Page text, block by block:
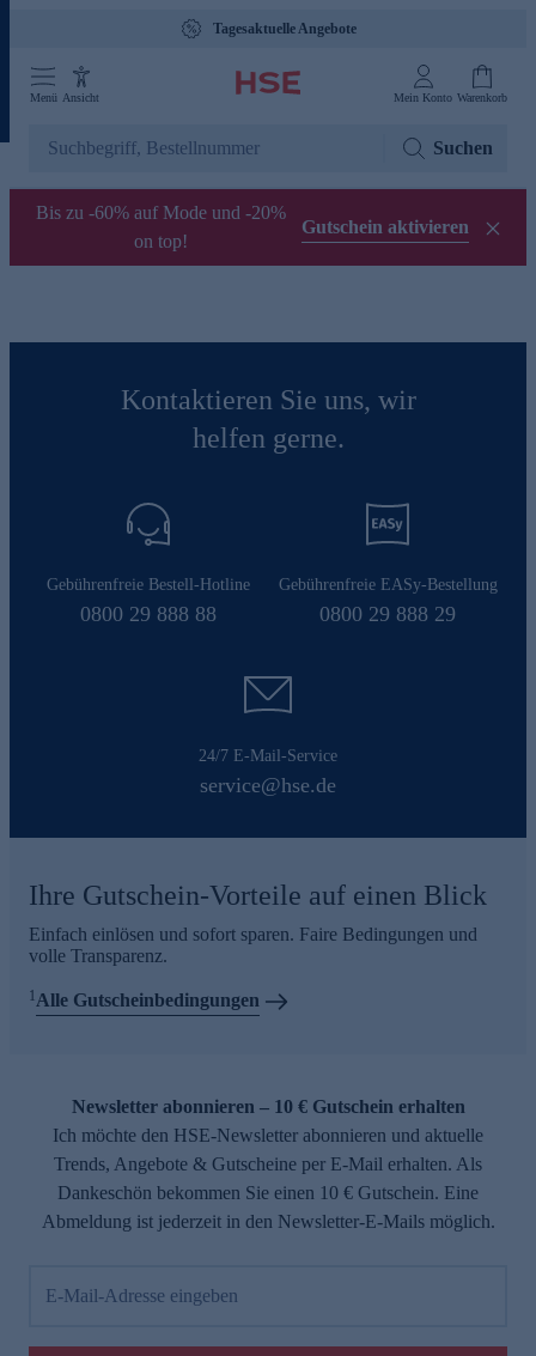
Tagesaktuelle Angebote
Menü Ansicht Mein Konto Warenkorb
Suchen
Bis zu -60% auf Mode und -20%
on top!
Gutschein aktivieren
Kontaktieren Sie uns, wir
helfen gerne.
Gebührenfreie Bestell-Hotline
0800 29 888 88
Gebührenfreie EASy-Bestellung
0800 29 888 29
24/7 E-Mail-Service
service@hse.de
Ihre Gutschein-Vorteile auf einen Blick
Einfach einlösen und sofort sparen. Faire Bedingungen und
volle Transparenz.
1Alle Gutscheinbedingungen
Newsletter abonnieren – 10 € Gutschein erhalten
Ich möchte den HSE-Newsletter abonnieren und aktuelle
Trends, Angebote & Gutscheine per E-Mail erhalten. Als
Dankeschön bekommen Sie einen 10 € Gutschein. Eine
Abmeldung ist jederzeit in den Newsletter-E-Mails möglich.
E-Mail-Adresse eingeben